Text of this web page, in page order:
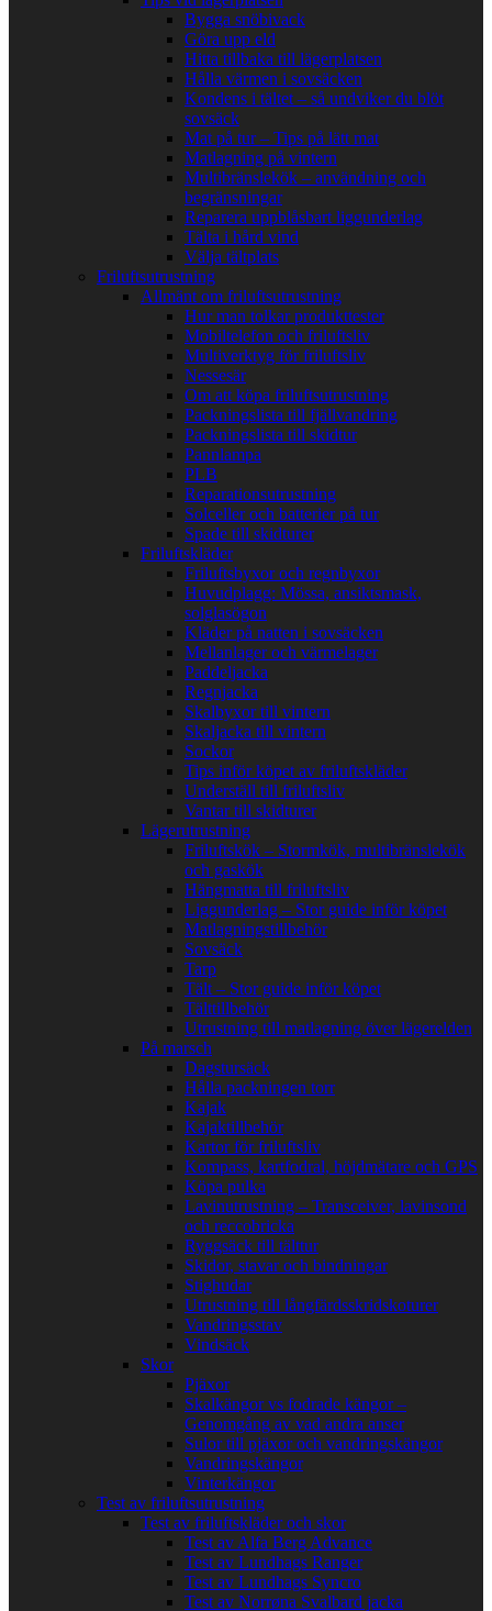
Bygga snöbivack
Göra upp eld
Hitta tillbaka till lägerplatsen
Hålla värmen i sovsäcken
Kondens i tältet – så undviker du blöt
sovsäck
Mat på tur – Tips på lätt mat
Matlagning på vintern
Multibränslekök – användning och
begränsningar
Reparera uppblåsbart liggunderlag
Tälta i hård vind
Välja tältplats
Friluftsutrustning
Allmänt om friluftsutrustning
Hur man tolkar produkttester
Mobiltelefon och friluftsliv
Multiverktyg för friluftsliv
Nessesär
Om att köpa friluftsutrustning
Packningslista till fjällvandring
Packningslista till skidtur
Pannlampa
PLB
Reparationsutrustning
Solceller och batterier på tur
Spade till skidturer
Friluftskläder
Friluftsbyxor och regnbyxor
Huvudplagg: Mössa, ansiktsmask,
solglasögon
Kläder på natten i sovsäcken
Mellanlager och värmelager
Paddeljacka
Regnjacka
Skalbyxor till vintern
Skaljacka till vintern
Sockor
Tips inför köpet av friluftskläder
Underställ till friluftsliv
Vantar till skidturer
Lägerutrustning
Friluftskök – Stormkök, multibränslekök
och gaskök
Hängmatta till friluftsliv
Liggunderlag – Stor guide inför köpet
Matlagningstillbehör
Sovsäck
Tarp
Tält – Stor guide inför köpet
Tälttillbehör
Utrustning till matlagning över lägerelden
På marsch
Dagstursäck
Hålla packningen torr
Kajak
Kajaktillbehör
Kartor för friluftsliv
Kompass, kartfodral, höjdmätare och GPS
Köpa pulka
Lavinutrustning – Transceiver, lavinsond
och reccobricka
Ryggsäck till tälttur
Skidor, stavar och bindningar
Stighudar
Utrustning till långfärdsskridskoturer
Vandringsstav
Vindsäck
Skor
Pjäxor
Skalkängor vs fodrade kängor –
Genomgång av vad andra anser
Sulor till pjäxor och vandringskängor
Vandringskängor
Vinterkängor
Test av friluftsutrustning
Test av friluftskläder och skor
Test av Alfa Berg Advance
Test av Lundhags Ranger
Test av Lundhags Syncro
Test av Norrøna Svalbard jacka